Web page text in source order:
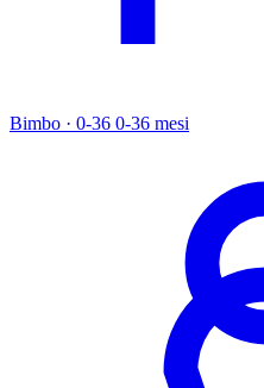
Bimbo · 0-36 0-36 mesi